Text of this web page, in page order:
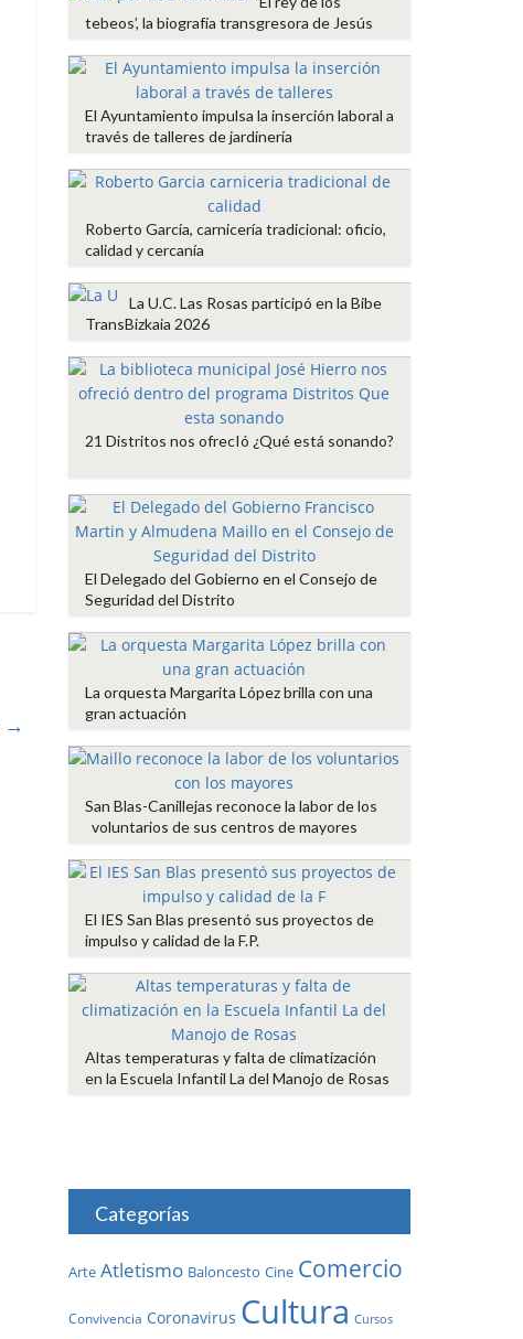
→
tebeos’, la biografía transgresora de Jesús
El Ayuntamiento impulsa la inserción laboral a
través de talleres de jardinería
Roberto García, carnicería tradicional: oficio,
calidad y cercanía
La U.C. Las Rosas participó en la Bibe
TransBizkaia 2026
21 Distritos nos ofrecIó ¿Qué está sonando?
El Delegado del Gobierno en el Consejo de
Seguridad del Distrito
La orquesta Margarita López brilla con una
gran actuación
San Blas-Canillejas reconoce la labor de los
voluntarios de sus centros de mayores
El IES San Blas presentó sus proyectos de
impulso y calidad de la F.P.
Altas temperaturas y falta de climatización
en la Escuela Infantil La del Manojo de Rosas
Categorías
Arte Atletismo Baloncesto Cine Comercio
Convivencia Coronavirus Cultura Cursos